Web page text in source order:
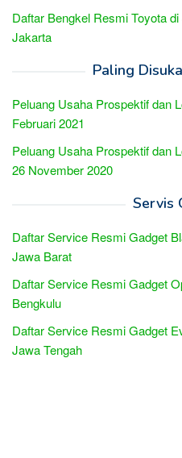
Daftar Bengkel Resmi Toyota
Jakarta
Paling
Peluang Usaha Prospektif dan
Februari 2021
Peluang Usaha Prospektif dan
26 November 2020
Servis
Daftar Service Resmi Gadget
Jawa Barat
Daftar Service Resmi Gadget
Bengkulu
Daftar Service Resmi Gadget
Jawa Tengah